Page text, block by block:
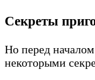
Секреты
Но перед
некоторыми